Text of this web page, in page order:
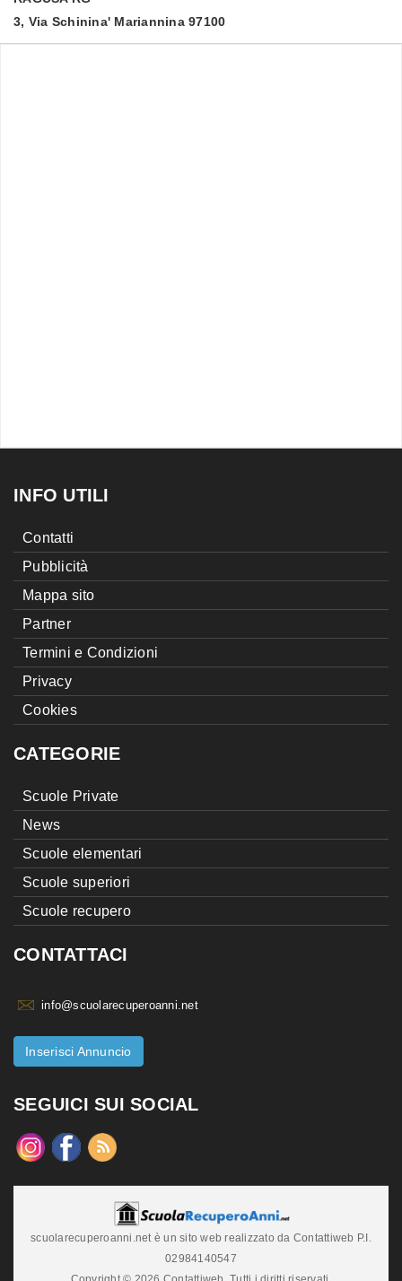
3, Via Schinina' Mariannina 97100
INFO UTILI
Contatti
Pubblicità
Mappa sito
Partner
Termini e Condizioni
Privacy
Cookies
CATEGORIE
Scuole Private
News
Scuole elementari
Scuole superiori
Scuole recupero
CONTATTACI
info@scuolarecuperoanni.net
Inserisci Annuncio
SEGUICI SUI SOCIAL
scuolarecuperoanni.net è un sito web realizzato da Contattiweb P.I.
02984140547